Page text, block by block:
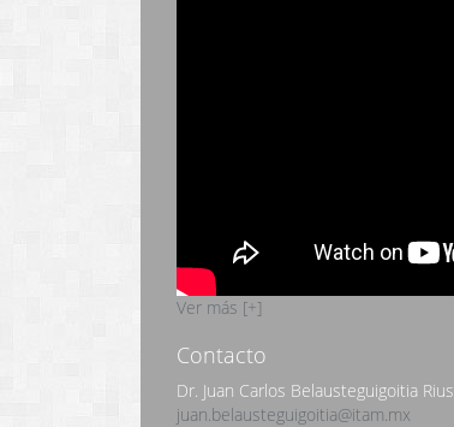
Ver más [+]
Contacto
Dr. Juan Carlos Belausteguigoitia Rius
juan.belausteguigoitia@itam.mx